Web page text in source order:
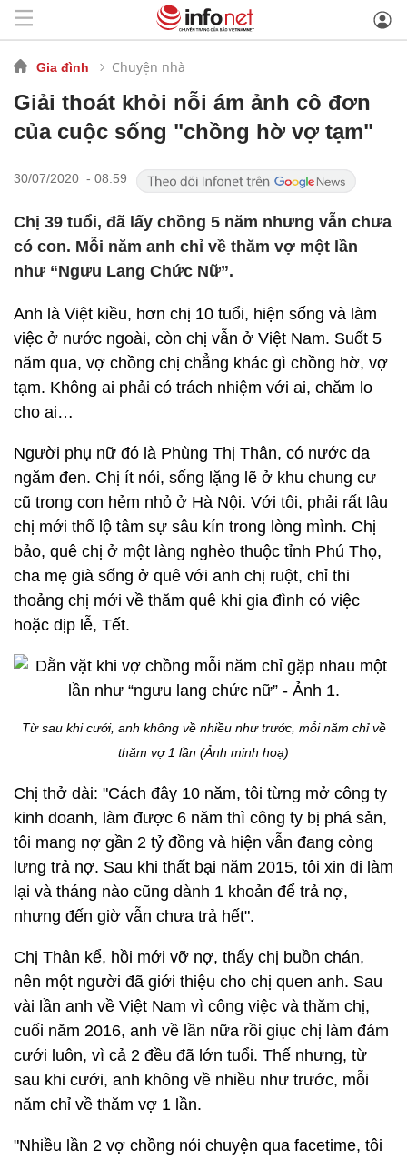
Gia đình Chuyện nhà
Giải thoát khỏi nỗi ám ảnh cô đơn
của cuộc sống "chồng hờ vợ tạm"
30/07/2020 - 08:59
Chị 39 tuổi, đã lấy chồng 5 năm nhưng vẫn chưa
có con. Mỗi năm anh chỉ về thăm vợ một lần
như “Ngưu Lang Chức Nữ”.
Anh là Việt kiều, hơn chị 10 tuổi, hiện sống và làm
việc ở nước ngoài, còn chị vẫn ở Việt Nam. Suốt 5
năm qua, vợ chồng chị chẳng khác gì chồng hờ, vợ
tạm. Không ai phải có trách nhiệm với ai, chăm lo
cho ai…
Người phụ nữ đó là Phùng Thị Thân, có nước da
ngăm đen. Chị ít nói, sống lặng lẽ ở khu chung cư
cũ trong con hẻm nhỏ ở Hà Nội. Với tôi, phải rất lâu
chị mới thổ lộ tâm sự sâu kín trong lòng mình. Chị
bảo, quê chị ở một làng nghèo thuộc tỉnh Phú Thọ,
cha mẹ già sống ở quê với anh chị ruột, chỉ thi
thoảng chị mới về thăm quê khi gia đình có việc
hoặc dịp lễ, Tết.
Từ sau khi cưới, anh không về nhiều như trước, mỗi năm chỉ về
thăm vợ 1 lần (Ảnh minh hoạ)
Chị thở dài: "Cách đây 10 năm, tôi từng mở công ty
kinh doanh, làm được 6 năm thì công ty bị phá sản,
tôi mang nợ gần 2 tỷ đồng và hiện vẫn đang còng
lưng trả nợ. Sau khi thất bại năm 2015, tôi xin đi làm
lại và tháng nào cũng dành 1 khoản để trả nợ,
nhưng đến giờ vẫn chưa trả hết".
Chị Thân kể, hồi mới vỡ nợ, thấy chị buồn chán,
nên một người đã giới thiệu cho chị quen anh. Sau
vài lần anh về Việt Nam vì công việc và thăm chị,
cuối năm 2016, anh về lần nữa rồi giục chị làm đám
cưới luôn, vì cả 2 đều đã lớn tuổi. Thế nhưng, từ
sau khi cưới, anh không về nhiều như trước, mỗi
năm chỉ về thăm vợ 1 lần.
"Nhiều lần 2 vợ chồng nói chuyện qua facetime, tôi